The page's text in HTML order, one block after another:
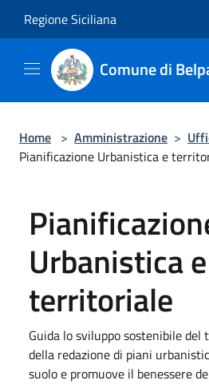
Regione Siciliana
Comune di
Home > Amministrazione >
Pianificazione Urbanistica e
Urbanistica e
territoriale
Guida lo sviluppo sostenibile del
della redazione di piani
suolo e promuove il benessere